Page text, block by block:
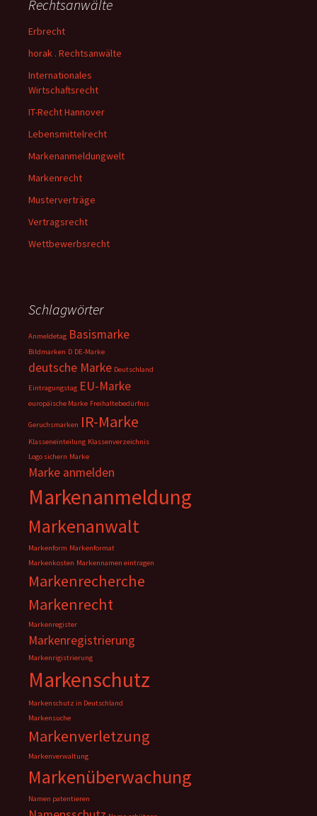
Rechtsanwälte
Erbrecht
horak . Rechtsanwälte
Internationales
Wirtschaftsrecht
IT-Recht Hannover
Lebensmittelrecht
Markenanmeldungwelt
Markenrecht
Musterverträge
Vertragsrecht
Wettbewerbsrecht
Schlagwörter
Anmeldetag Basismarke
Bildmarken D DE-Marke
deutsche Marke Deutschland
Eintragungstag EU-Marke
europäische Marke Freihaltebedürfnis
Geruchsmarken IR-Marke
Klasseneinteilung Klassenverzeichnis
Logo sichern Marke
Marke anmelden
Markenanmeldung
Markenanwalt
Markenform Markenformat
Markenkosten Markennamen eintragen
Markenrecherche
Markenrecht
Markenregister
Markenregistrierung
Markenrigistrierung
Markenschutz
Markenschutz in Deutschland
Markensuche
Markenverletzung
Markenverwaltung
Markenüberwachung
Namen patentieren